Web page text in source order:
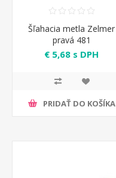
Šľahacia metla Zelmer
pravá 481
€ 5,68 s DPH
PRIDAŤ DO KOŠÍKA